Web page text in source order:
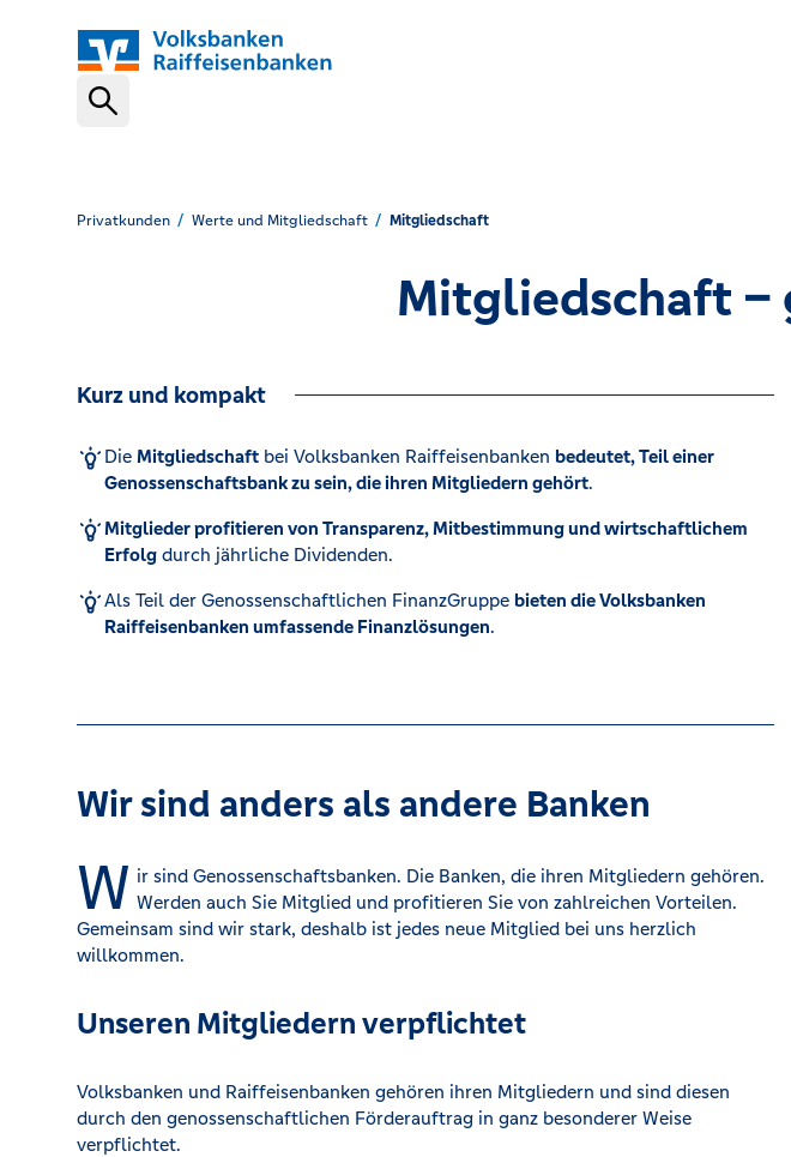
VR Banking App
Karte sperren (116 116)
Kreditrechner
Privatkunden Werte und Mitgliedschaft Mitgliedschaft
Mitgliedschaft –
Kurz und kompakt
DieMitgliedschaft bei Volksbanken Raiffeisenbanken bedeutet, Teil einer
Genossenschaftsbank zu sein, die ihren Mitgliedern gehört.
Mitglieder profitieren von Transparenz, Mitbestimmung und wirtschaftlichem
Erfolg durch jährliche Dividenden.
Als Teil der Genossenschaftlichen FinanzGruppe bieten die Volksbanken
Raiffeisenbanken umfassende Finanzlösungen.
Wir sind anders als andere Banken
W ir sind Genossenschaftsbanken. Die Banken, die ihren Mitgliedern gehören.
Werden auch Sie Mitglied und profitieren Sie von zahlreichen Vorteilen.
Gemeinsam sind wir stark, deshalb ist jedes neue Mitglied bei uns herzlich
willkommen.
Unseren Mitgliedern verpflichtet
Volksbanken und Raiffeisenbanken gehören ihren Mitgliedern und sind diesen
durch den genossenschaftlichen Förderauftrag in ganz besonderer Weise
verpflichtet.